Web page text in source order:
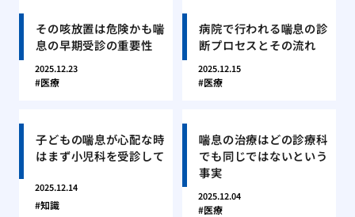
その咳放置は危険かも喘
息の早期受診の重要性
2025.12.23
医療
病院で行われる喘息の診
断プロセスとその流れ
2025.12.15
医療
子どもの喘息が心配な時
はまず小児科を受診して
2025.12.14
知識
喘息の治療はどの診療科
でも同じではないという
事実
2025.12.04
医療